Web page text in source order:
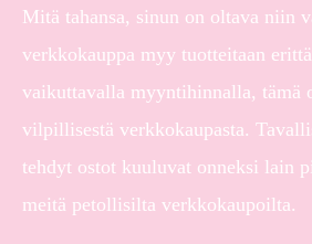
Mitä tahansa, sinun on oltava niin
verkkokauppa myy tuotteitaan
vaikuttavalla myyntihinnalla, tämä
vilpillisestä verkkokaupasta.
tehdyt ostot kuuluvat onneksi lain
meitä petollisilta verkkokaupoilta.